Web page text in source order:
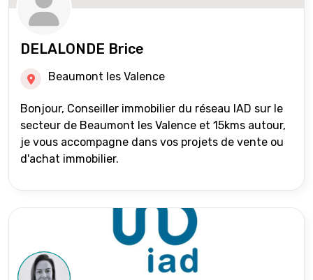
DELALONDE Brice
Beaumont les Valence
Bonjour, Conseiller immobilier du réseau IAD sur le
secteur de Beaumont les Valence et 15kms autour,
je vous accompagne dans vos projets de vente ou
d'achat immobilier.